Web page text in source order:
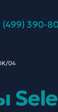
(499) 390-
04